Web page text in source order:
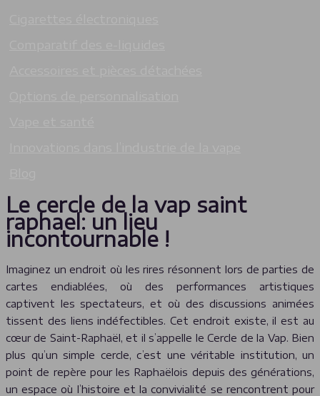
Le cercle de la vap saint
raphael: un lieu
incontournable !
Imaginez un endroit où les rires résonnent lors de parties de
cartes endiablées, où des performances artistiques
captivent les spectateurs, et où des discussions animées
tissent des liens indéfectibles. Cet endroit existe, il est au
cœur de Saint-Raphaël, et il s’appelle le Cercle de la Vap. Bien
plus qu’un simple cercle, c’est une véritable institution, un
point de repère pour les Raphaëlois depuis des générations,
un espace où l’histoire et la convivialité se rencontrent pour